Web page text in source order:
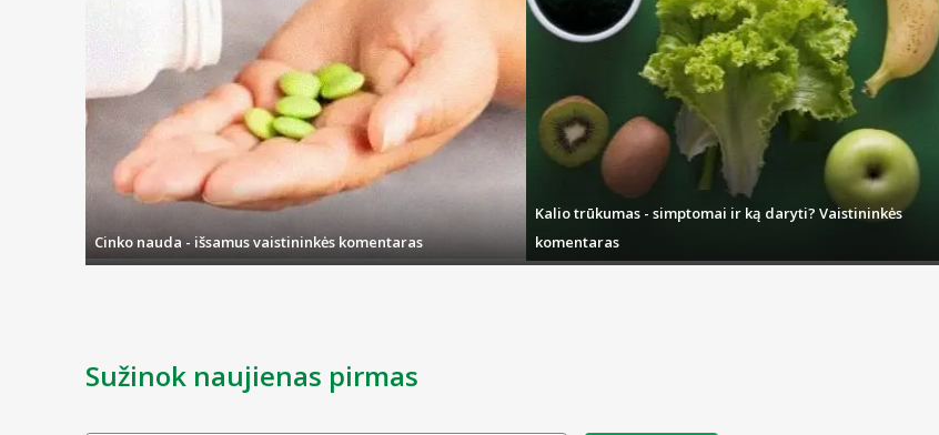
Cinko nauda - išsamus vaistininkės komentaras
Kalio trūkumas - simptomai ir ką daryti? Vaistininkės
komentaras
Sužinok naujienas pirmas